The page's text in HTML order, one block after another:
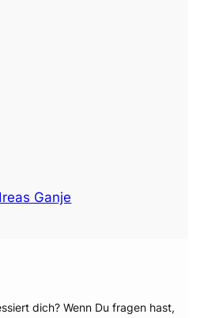
Ganje
dich? Wenn Du fragen hast,